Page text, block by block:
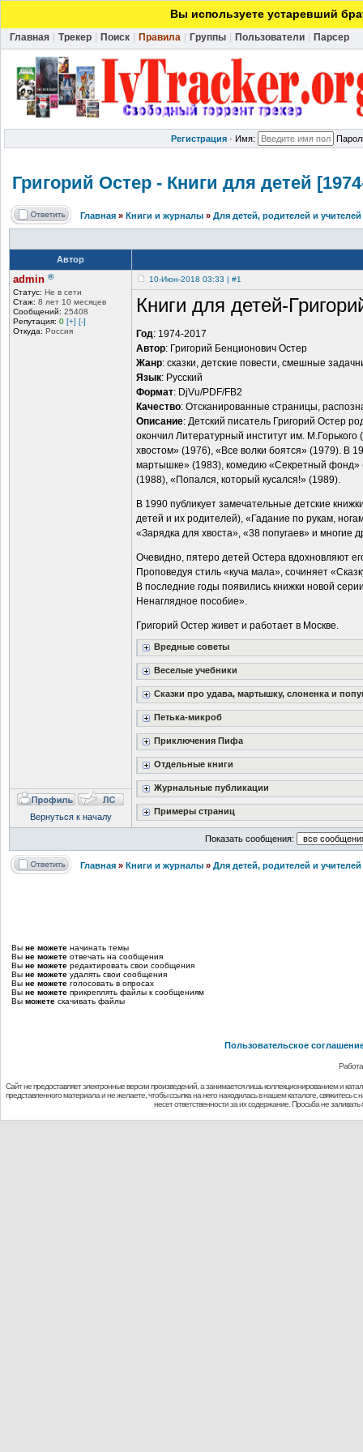
Вы используете устаревший
Главная Трекер Поиск Правила Группы Пользователи Парсер
Регистрация · Имя:
Григорий Остер - Книги для детей
Главная » Книги и журналы » Для детей, родителей и учителей
Автор
admin ®
Статус: Не в сети
Стаж: 8 лет 10 месяцев
Сообщений: 25408
Репутация: 0 [+] [-]
Откуда: Россия
10-Июн-2018 03:33 | #1
Книги для детей-
Год: 1974-2017
Автор: Григорий Бенционович Остер
Жанр: сказки, детские повести, смешные
Язык: Русский
Формат: DjVu/PDF/FB2
Качество: Отсканированные страницы,
Описание: Детский писатель Григорий Остер
окончил Литературный институт им.
хвостом» (1976), «Все волки боятся» (1979). В
мартышке» (1983), комедию «Секретный фонд»
(1988), «Попался, который кусался!» (1989).
В 1990 публикует замечательные детские
детей и их родителей), «Гадание по рукам,
«Зарядка для хвоста», «38 попугаев» и многие
Очевидно, пятеро детей Остера вдохновляют
Проповедуя стиль «куча мала», сочиняет
В последние годы появились книжки новой
Ненаглядное пособие».
Григорий Остер живет и работает в Москве.
Вредные советы
Веселые учебники
Сказки про удава, мартышку, слоненка и
Петька-микроб
Приключения Пифа
Отдельные книги
Журнальные публикации
Примеры страниц
Вернуться к началу
Показать сообщения:
Главная » Книги и журналы » Для детей, родителей и учителей
Вы не можете начинать темы
Вы не можете отвечать на сообщения
Вы не можете редактировать свои сообщения
Вы не можете удалять свои сообщения
Вы не можете голосовать в опросах
Вы не можете прикреплять файлы к сообщениям
Вы можете скачивать файлы
Пользовательское
Сайт не предоставляет электронные версии произведений, а занимается лишь коллекционированием и
представленного материала и не желаете, чтобы ссылка на него находилась в нашем каталоге,
несет ответственности за их содержание. Просьба не